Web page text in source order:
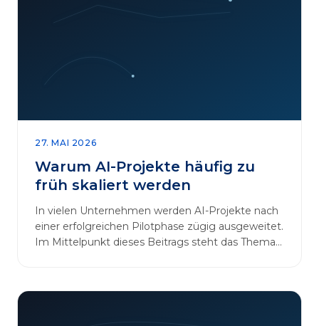
27. MAI 2026
Warum AI-Projekte häufig zu
früh skaliert werden
In vielen Unternehmen werden AI-Projekte nach
einer erfolgreichen Pilotphase zügig ausgeweitet.
Im Mittelpunkt dieses Beitrags steht das Thema